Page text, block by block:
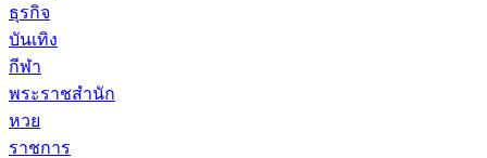
ธุรกิจ
บันเทิง
กีฬา
พระราชสำนัก
หวย
ราชการ